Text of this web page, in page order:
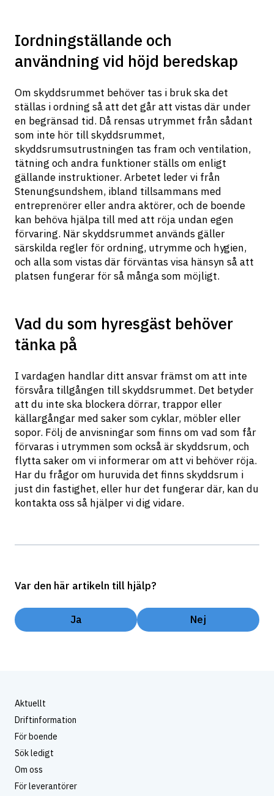
Iordningställande och
användning vid höjd beredskap
Om skyddsrummet behöver tas i bruk ska det
ställas i ordning så att det går att vistas där under
en begränsad tid. Då rensas utrymmet från sådant
som inte hör till skyddsrummet,
skyddsrumsutrustningen tas fram och ventilation,
tätning och andra funktioner ställs om enligt
gällande instruktioner. Arbetet leder vi från
Stenungsundshem, ibland tillsammans med
entreprenörer eller andra aktörer, och de boende
kan behöva hjälpa till med att röja undan egen
förvaring. När skyddsrummet används gäller
särskilda regler för ordning, utrymme och hygien,
och alla som vistas där förväntas visa hänsyn så att
platsen fungerar för så många som möjligt.
Vad du som hyresgäst behöver
tänka på
I vardagen handlar ditt ansvar främst om att inte
försvåra tillgången till skyddsrummet. Det betyder
att du inte ska blockera dörrar, trappor eller
källargångar med saker som cyklar, möbler eller
sopor. Följ de anvisningar som finns om vad som får
förvaras i utrymmen som också är skyddsrum, och
flytta saker om vi informerar om att vi behöver röja.
Har du frågor om huruvida det finns skyddsrum i
just din fastighet, eller hur det fungerar där, kan du
kontakta oss så hjälper vi dig vidare.
Var den här artikeln till hjälp?
Ja Nej
Aktuellt
Driftinformation
För boende
Sök ledigt
Om oss
För leverantörer